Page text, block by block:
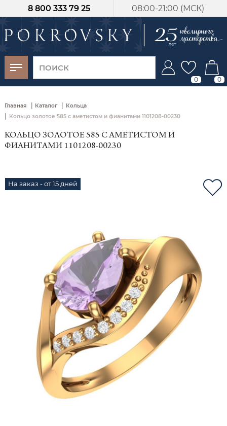
08:00-21:00 (МСК)
8 800 333 79 25
0 0
Главная | Каталог | Кольца
| Кольцо золотое 585 с аметистом и фианитами 1101208-00230
КОЛЬЦО ЗОЛОТОЕ 585 С АМЕТИСТОМ И
ФИАНИТАМИ 1101208-00230
На заказ - от 15 дней
-30%
от 15 дней с
момента оплаты